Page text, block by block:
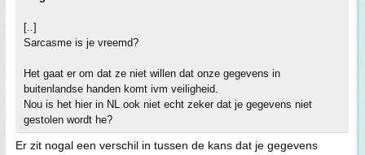
[..]
Sarcasme is je vreemd?
Het gaat er om dat ze niet willen dat onze gegevens in
buitenlandse handen komt ivm veiligheid.
Nou is het hier in NL ook niet echt zeker dat je gegevens niet
gestolen wordt he?
Er zit nogal een verschil in tussen de kans dat je gegevens